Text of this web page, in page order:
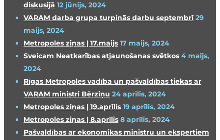
diskusijā 12 jūnijs, 2024
VARAM darba grupa turpinās darbu septembrī 29
maijs, 2024
Metropoles ziņas | 17.maijs 17 maijs, 2024
Sveicam Neatkarības atjaunošanas svētkos 4 maijs,
2024
Rīgas Metropoles vadība un pašvaldības tiekas ar
VARAM ministri Bērziņu 24 aprīlis, 2024
Metropoles ziņas | 19.aprīlis 19 aprīlis, 2024
Metropoles ziņas | 8.aprīlis 8 aprīlis, 2024
Pašvaldības ar ekonomikas ministru un ekspertiem